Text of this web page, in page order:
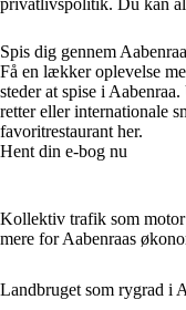
Spis dig gennem
Få en lækker oplevelse
steder at spise i
retter eller internationale
favoritrestaurant her.
Hent din e-bog nu
Kollektiv trafik som
mere for Aabenraas
Landbruget som rygrad i